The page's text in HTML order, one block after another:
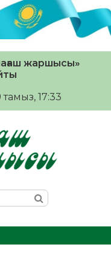
жаршысы»
17:33